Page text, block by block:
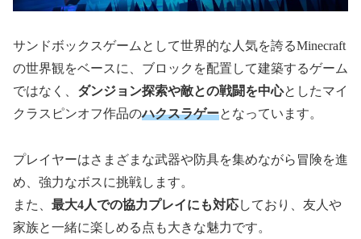
サンドボックスゲームとして世界的な人気を誇るMinecraft
の世界観をベースに、ブロックを配置して建築するゲーム
ではなく、 ダンジョン探索や敵との戦闘を中心としたマイ
クラスピンオフ作品のハクスラゲーとなっています。
プレイヤーはさまざまな武器や防具を集めながら冒険を進
め、強力なボスに挑戦します。
また、 最大4人での協力プレイにも対応しており、友人や
家族と一緒に楽しめる点も大きな魅力です。